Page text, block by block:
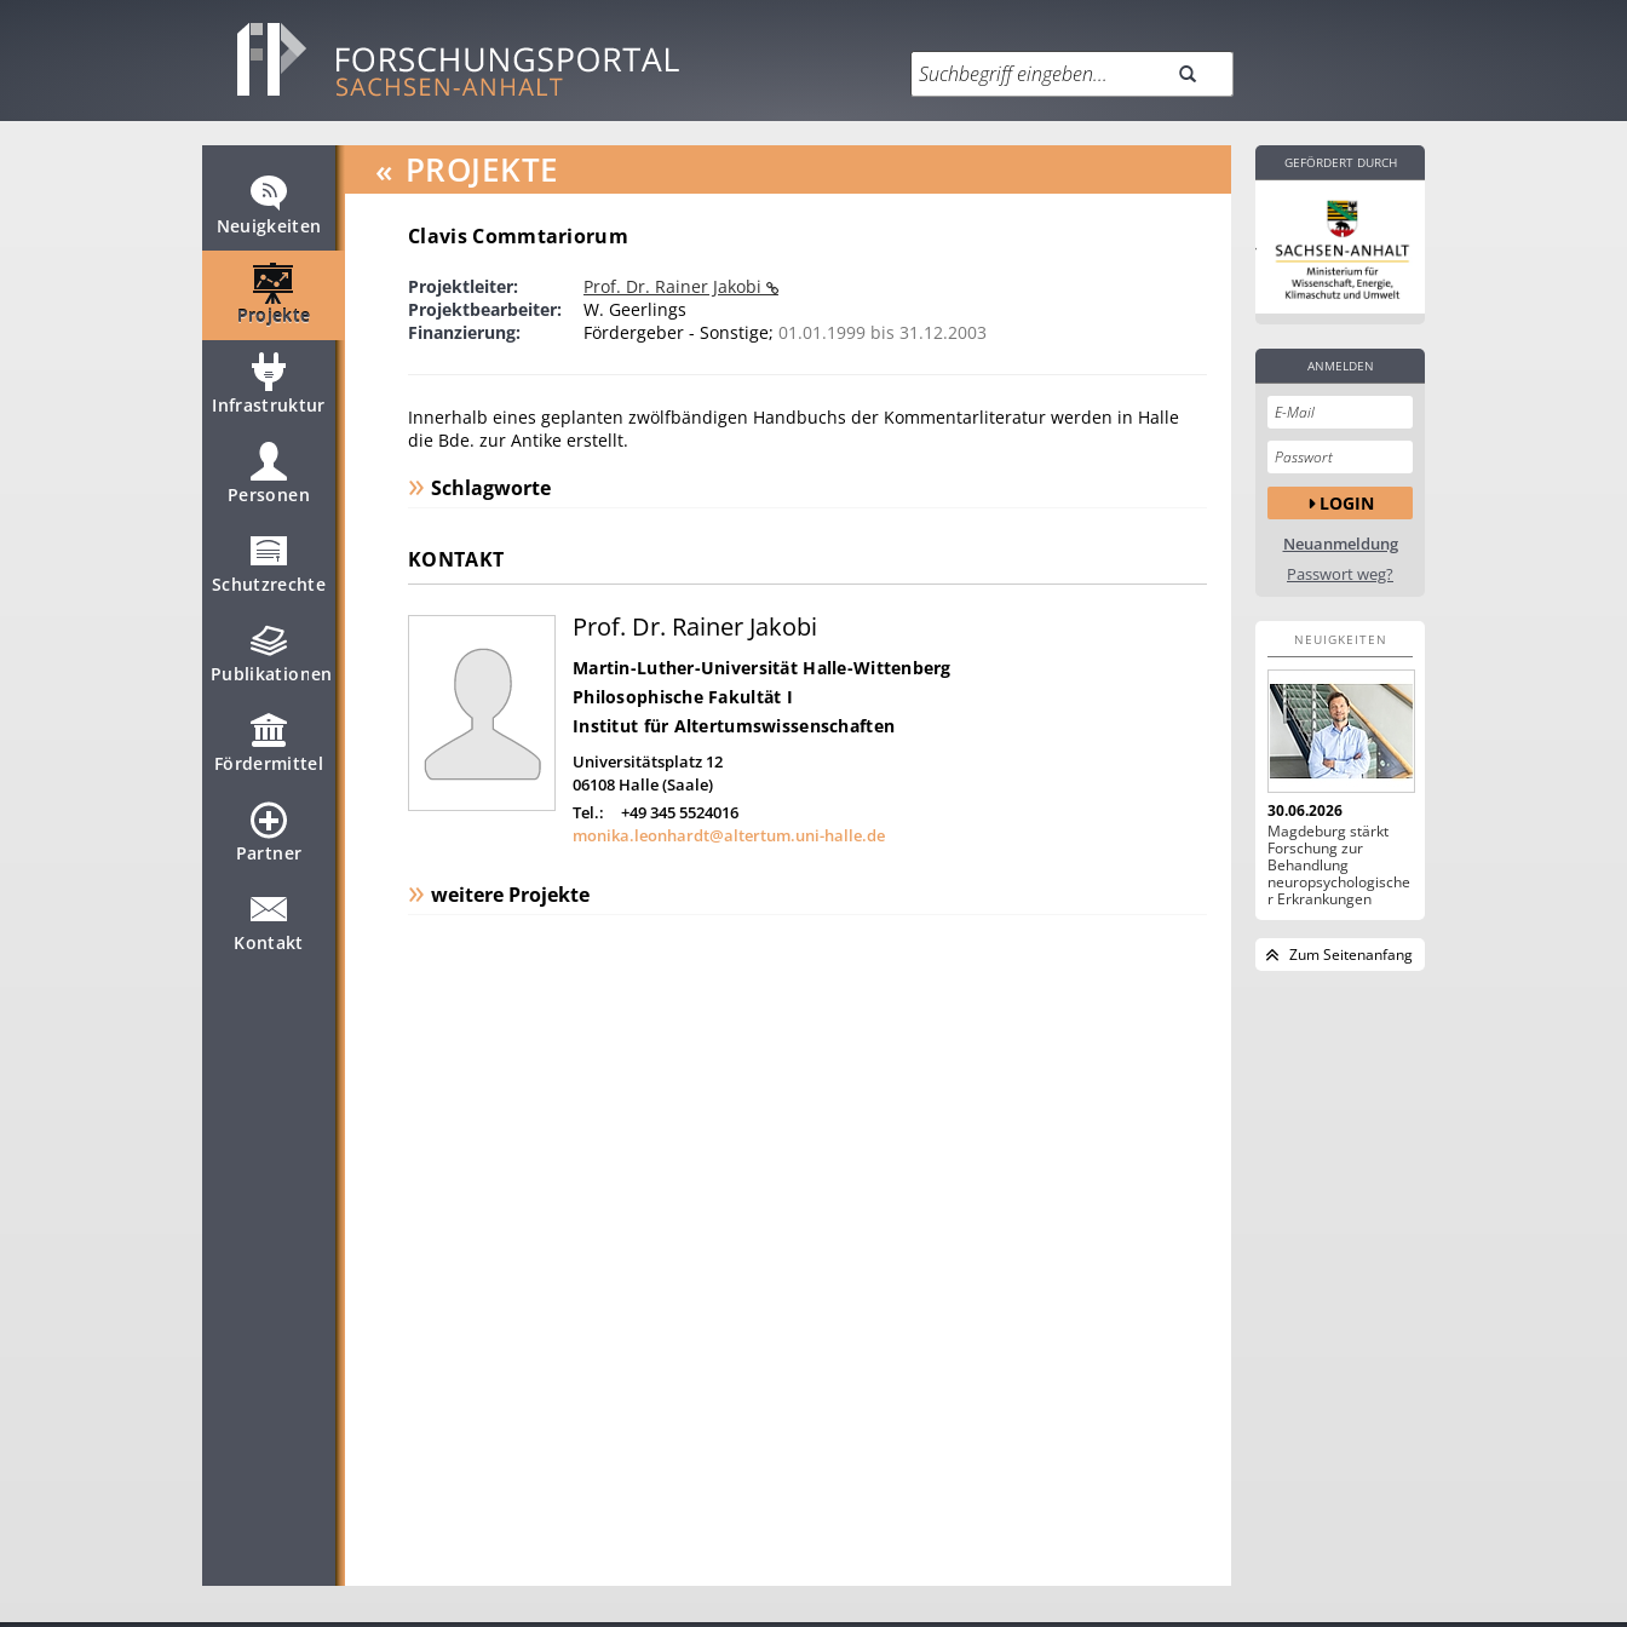
Neuigkeiten
Projekte
Infrastruktur
Personen
Schutzrechte
Publikationen
Fördermittel
Partner
Kontakt
« PROJEKTE
Clavis Commtariorum
Projektleiter:
Prof. Dr. Rainer Jakobi
Projektbearbeiter:
W. Geerlings
Finanzierung:
Fördergeber - Sonstige; 01.01.1999 bis 31.12.2003
Innerhalb eines geplanten zwölfbändigen Handbuchs der Kommentarliteratur werden in Halle
die Bde. zur Antike erstellt.
Schlagworte
KONTAKT
Prof. Dr. Rainer Jakobi
Martin-Luther-Universität Halle-Wittenberg
Philosophische Fakultät I
Institut für Altertumswissenschaften
Universitätsplatz 12
06108 Halle (Saale)
Tel.:
+49 345 5524016
monika.leonhardt@altertum.uni-halle.de
weitere Projekte
GEFÖRDERT DURCH
ANMELDEN
LOGIN
Neuanmeldung
Passwort weg?
NEUIGKEITEN
30.06.2026
Magdeburg stärkt
Forschung zur
Behandlung
neuropsychologische
r Erkrankungen
Zum Seitenanfang